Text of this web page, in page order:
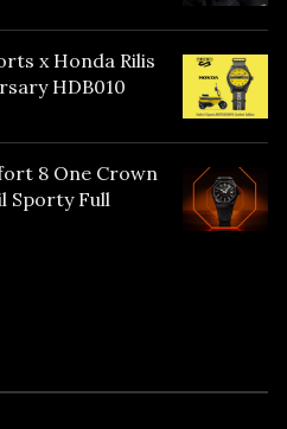
x Honda Rilis
HDB010
8 One Crown
Sporty Full